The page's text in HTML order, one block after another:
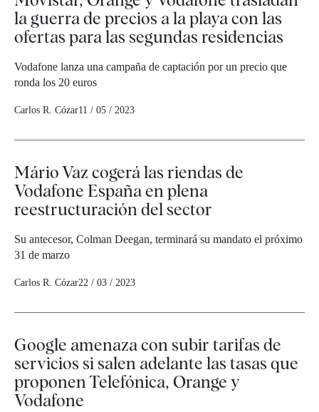
la guerra de precios a la playa con las
ofertas para las segundas residencias
Vodafone lanza una campaña de captación por un precio que
ronda los 20 euros
Carlos R. Cózar11 / 05 / 2023
Mário Vaz cogerá las riendas de
Vodafone España en plena
reestructuración del sector
Su antecesor, Colman Deegan, terminará su mandato el próximo
31 de marzo
Carlos R. Cózar22 / 03 / 2023
Google amenaza con subir tarifas de
servicios si salen adelante las tasas que
proponen Telefónica, Orange y
Vodafone